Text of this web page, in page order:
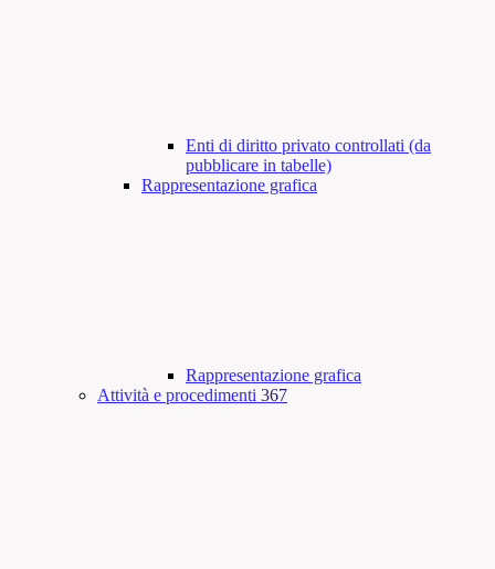
Enti di diritto privato controllati (da
pubblicare in tabelle)
Rappresentazione grafica
Rappresentazione grafica
Attività e procedimenti 367